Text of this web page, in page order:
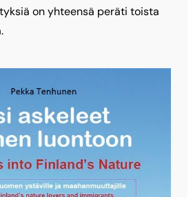
on yhteensä peräti toista